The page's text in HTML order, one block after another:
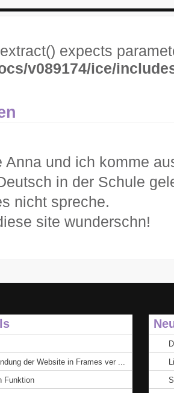
expects
v089174/ice/
Anna und ich komme
in der Schule
nicht spreche.
site wunderschn!
der Website in Frames ver ...
Funktion